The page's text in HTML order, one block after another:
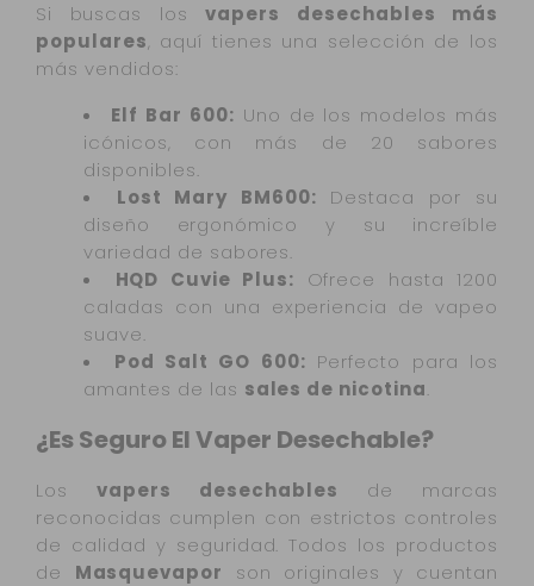
Si buscas losvapers desechables más
populares, aquí tienes una selección de los
más vendidos:
Elf Bar 600: Uno de los modelos más
icónicos, con más de 20 sabores
disponibles.
Lost Mary BM600: Destaca por su
diseño ergonómico y su increíble
variedad de sabores.
HQD Cuvie Plus: Ofrece hasta 1200
caladas con una experiencia de vapeo
suave.
Pod Salt GO 600: Perfecto para los
amantes de las sales de nicotina.
¿Es Seguro El Vaper Desechable?
Losvapers desechables de marcas
reconocidas cumplen con estrictos controles
de calidad y seguridad. Todos los productos
de Masquevapor
son originales y cuentan